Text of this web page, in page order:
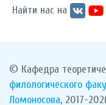
Найти нас на
© Кафедра
филологического
Ломоносова, 2017-